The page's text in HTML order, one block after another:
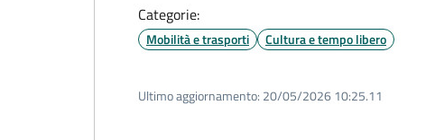
Categorie:
Mobilità e trasporti Cultura e tempo libero
Ultimo aggiornamento: 20/05/2026 10:25.11